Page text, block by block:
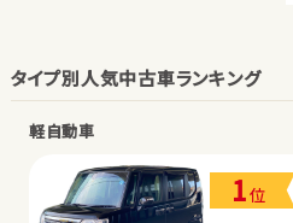
タイプ別人気中古車ランキング
軽自動車
1位